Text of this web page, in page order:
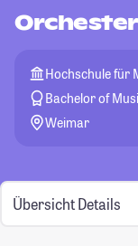
Hochschule für
Bachelor of
Weimar
Übersicht Details